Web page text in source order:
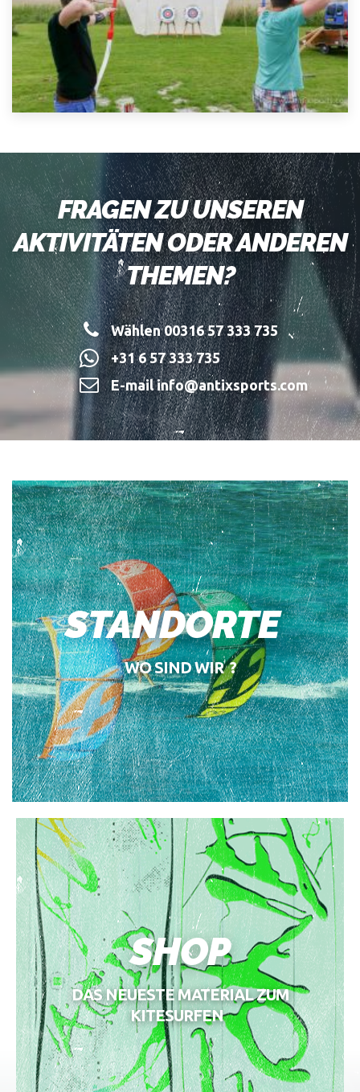
FRAGEN ZU UNSEREN
AKTIVITÄTEN ODER ANDEREN
THEMEN?
Wählen 00316 57 333 735
+31 6 57 333 735
E-mail info@antixsports.com
STANDORTE
WO SIND WIR ?
SHOP
DAS NEUESTE MATERIAL ZUM
KITESURFEN